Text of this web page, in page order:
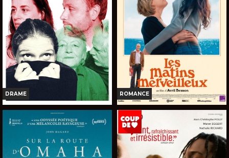
Réservation
TOUT PUBLIC
VOST
Réservation
INT. -12ans
VOST
DRAME
HOME STORIES
Horaires et Infos
Bande-annonce
ROMANCE
LES MATINS MERVEILLEUX
Horaires et Infos
Bande-annonce